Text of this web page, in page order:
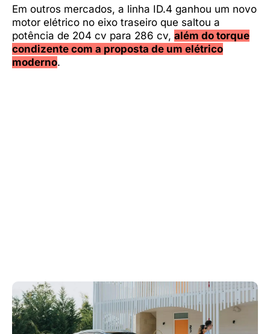
Em outros mercados, a linha ID.4 ganhou um novo
motor elétrico no eixo traseiro que saltou a
potência de 204 cv para 286 cv, além do torque
condizente com a proposta de um elétrico
moderno.